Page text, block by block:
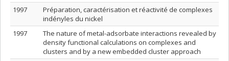
1997
Préparation, caractérisation et réactivité de complexes
indényles du nickel
1997
The nature of metal-adsorbate interactions revealed by
density functional calculations on complexes and
clusters and by a new embedded cluster approach